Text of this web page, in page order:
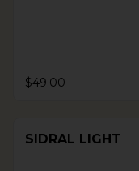
$49.00
SIDRAL LIGHT